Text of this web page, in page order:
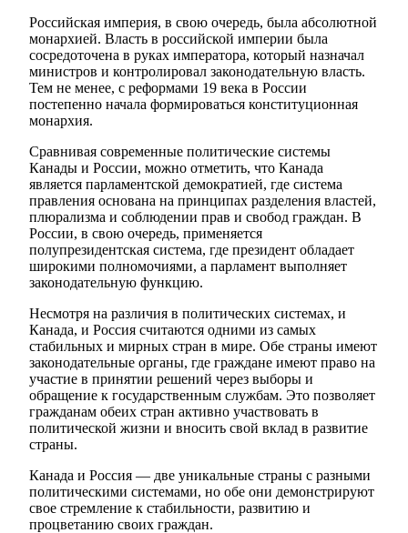
Российская империя, в свою очередь, была абсолютной
монархией. Власть в российской империи была
сосредоточена в руках императора, который назначал
министров и контролировал законодательную власть.
Тем не менее, с реформами 19 века в России
постепенно начала формироваться конституционная
монархия.
Сравнивая современные политические системы
Канады и России, можно отметить, что Канада
является парламентской демократией, где система
правления основана на принципах разделения властей,
плюрализма и соблюдении прав и свобод граждан. В
России, в свою очередь, применяется
полупрезидентская система, где президент обладает
широкими полномочиями, а парламент выполняет
законодательную функцию.
Несмотря на различия в политических системах, и
Канада, и Россия считаются одними из самых
стабильных и мирных стран в мире. Обе страны имеют
законодательные органы, где граждане имеют право на
участие в принятии решений через выборы и
обращение к государственным службам. Это позволяет
гражданам обеих стран активно участвовать в
политической жизни и вносить свой вклад в развитие
страны.
Канада и Россия — две уникальные страны с разными
политическими системами, но обе они демонстрируют
свое стремление к стабильности, развитию и
процветанию своих граждан.